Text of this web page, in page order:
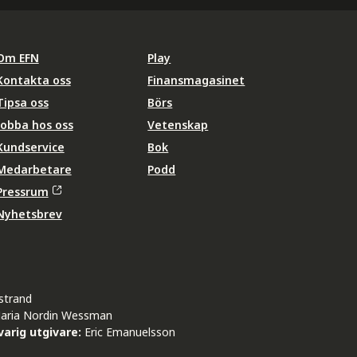
EFN
oss
oss
hos oss
Play
Finansmagasinet
Börs
Vetenskap
Bok
Podd
Nordin Wessman
utgivare: Eric Emanuelsson